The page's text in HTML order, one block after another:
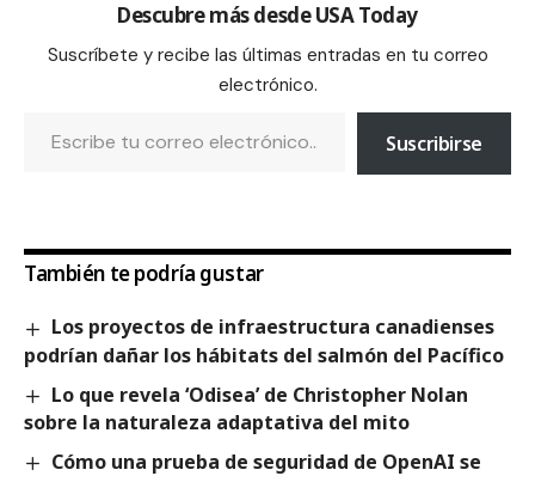
Descubre más desde USA Today
Suscríbete y recibe las últimas entradas en tu correo
electrónico.
Suscribirse
También te podría gustar
Los proyectos de infraestructura canadienses
podrían dañar los hábitats del salmón del Pacífico
Lo que revela ‘Odisea’ de Christopher Nolan
sobre la naturaleza adaptativa del mito
Cómo una prueba de seguridad de OpenAI se